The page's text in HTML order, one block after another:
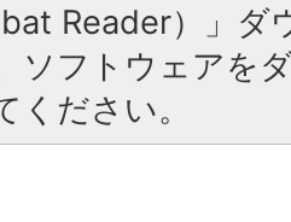
Reader）」ダ
ソフトウェアを
ください。